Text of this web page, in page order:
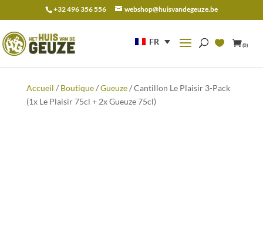
+32 496 356 556 webshop@huisvandegeuze.be
FR (0)
pour :
Accueil / Boutique/Gueuze/ Cantillon Le Plaisir 3-Pack
(1x Le Plaisir 75cl + 2x Gueuze 75cl)